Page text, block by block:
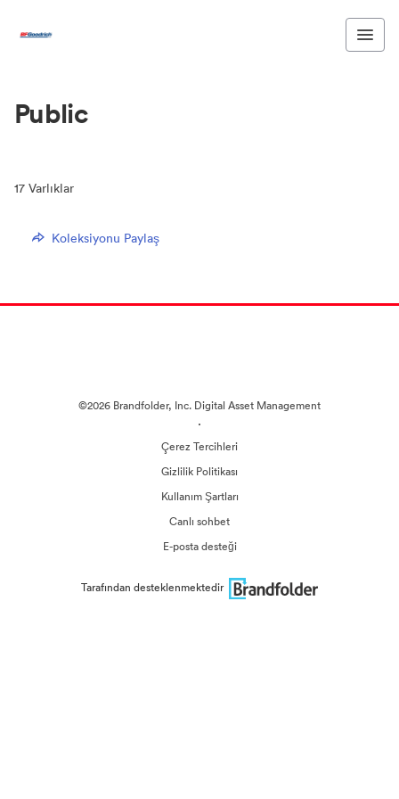
Public
17 Varlıklar
Koleksiyonu Paylaş
©2026 Brandfolder, Inc. Digital Asset Management
·
Çerez Tercihleri
Gizlilik Politikası
Kullanım Şartları
Canlı sohbet
E-posta desteği
Tarafından desteklenmektedir